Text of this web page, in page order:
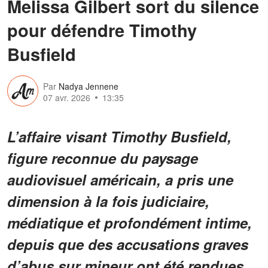
Melissa Gilbert sort du silence
pour défendre Timothy
Busfield
Par Nadya Jennene
07 avr. 2026
13:35
L’affaire visant Timothy Busfield,
figure reconnue du paysage
audiovisuel américain, a pris une
dimension à la fois judiciaire,
médiatique et profondément intime,
depuis que des accusations graves